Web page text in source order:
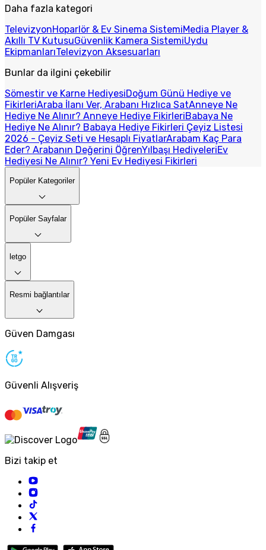
Daha fazla kategori
TelevizyonHoparlör & Ev Sinema SistemiMedia Player &
Akıllı TV KutusuGüvenlik Kamera SistemiUydu
EkipmanlarıTelevizyon Aksesuarları
Bunlar da ilgini çekebilir
Sömestir ve Karne HediyesiDoğum Günü Hediye ve
FikirleriAraba İlanı Ver, Arabanı Hızlıca SatAnneye Ne
Hediye Ne Alınır? Anneye Hediye FikirleriBabaya Ne
Hediye Ne Alınır? Babaya Hediye Fikirleri Çeyiz Listesi
2026 - Çeyiz Seti ve Hesaplı FiyatlarArabam Kaç Para
Eder? Arabanın Değerini ÖğrenYılbaşı HediyeleriEv
Hediyesi Ne Alınır? Yeni Ev Hediyesi Fikirleri
Popüler Kategoriler
Popüler Sayfalar
letgo
Resmi bağlantılar
Güven Damgası
Güvenli Alışveriş
Bizi takip et